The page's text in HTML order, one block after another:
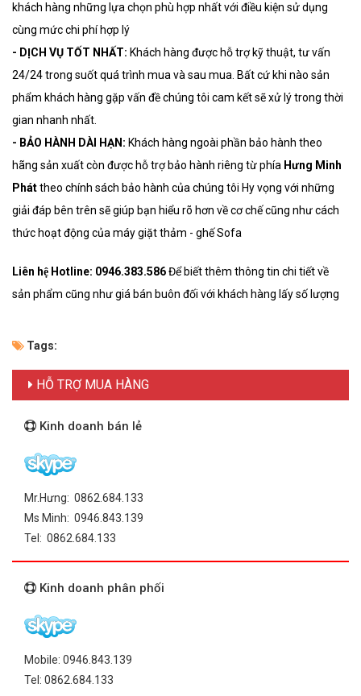
khách hàng những lựa chọn phù hợp nhất với điều kiện sử dụng
cùng mức chi phí hợp lý
- DỊCH VỤ TỐT NHẤT: Khách hàng được hỗ trợ kỹ thuật, tư vấn
24/24 trong suốt quá trình mua và sau mua. Bất cứ khi nào sản
phẩm khách hàng gặp vấn đề chúng tôi cam kết sẽ xử lý trong thời
gian nhanh nhất.
- BẢO HÀNH DÀI HẠN: Khách hàng ngoài phần bảo hành theo
hãng sản xuất còn được hỗ trợ bảo hành riêng từ phía Hưng Minh
Pháttheo chính sách bảo hành của chúng tôi Hy vọng với những
giải đáp bên trên sẽ giúp bạn hiểu rõ hơn về cơ chế cũng như cách
thức hoạt động của máy giặt thảm - ghế Sofa
Liên hệ Hotline: 0946.383.586Để biết thêm thông tin chi tiết về
sản phẩm cũng như giá bán buôn đối với khách hàng lấy số lượng
Tags:
HỖ TRỢ MUA HÀNG
Kinh doanh bán lẻ
Mr.Hưng: 0862.684.133
Ms Minh: 0946.843.139
Tel: 0862.684.133
Kinh doanh phân phối
Mobile: 0946.843.139
Tel: 0862.684.133